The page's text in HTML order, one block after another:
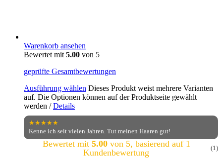
Warenkorb ansehen
Bewertet mit 5.00 von 5
geprüfte Gesamtbewertungen
Ausführung wählen Dieses Produkt weist mehrere Varianten
auf. Die Optionen können auf der Produktseite gewählt
werden / Details
★★★★★
Kenne ich seit vielen Jahren. Tut meinen Haaren gut!
Bewertet mit 5.00von 5, basierend auf 1
Kundenbewertung
(1)